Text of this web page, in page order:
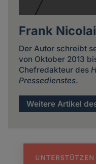
Frank Nicolai
Der Autor schreibt
von Oktober 2013
Chefredakteur des
Pressedienstes.
Weitere Artikel